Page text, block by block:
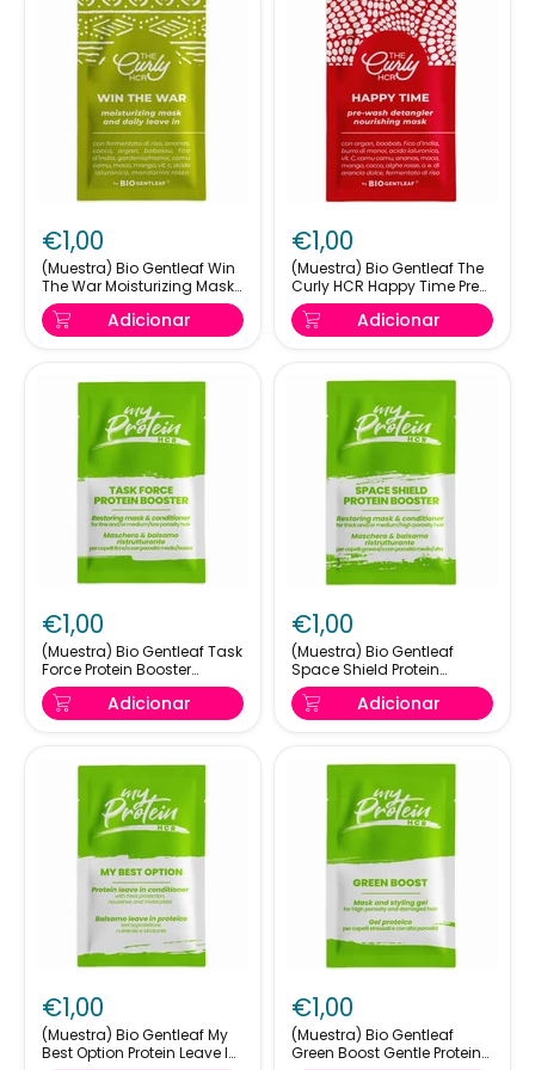
Bio
Gentleaf
Win
The
War
Moisturizing
€1,00
(Muestra) Bio Gentleaf Win
The War Moisturizing Mask
and Daily Leave In 7ml
Adicionar
Bio
Gentleaf
The
Curly
HCR
Happy
Wash
€1,00
(Muestra) Bio Gentleaf The
Curly HCR Happy Time Pre
Wash Mask 7ml
Adicionar
Bio
Gentleaf
Task
Force
Protein
Booster
€1,00
(Muestra) Bio Gentleaf Task
Force Protein Booster
Conditioner 7ml
Adicionar
Bio
Gentleaf
Space
Shield
Protein
Booster
Conditioner
€1,00
(Muestra) Bio Gentleaf
Space Shield Protein
Booster Restoring Mask &
Conditioner 7ml
Adicionar
Bio
Gentleaf
My
Best
€1,00
(Muestra) Bio Gentleaf My
Best Option Protein Leave In
Bio
Gentleaf
Green
Boost
€1,00
(Muestra) Bio Gentleaf
Green Boost Gentle Protein